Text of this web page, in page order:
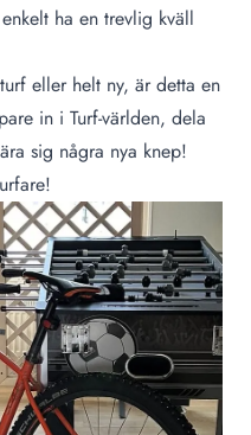
ha en trevlig kväll
eller helt ny, är detta en
in i Turf-världen, dela
sig några nya knep!